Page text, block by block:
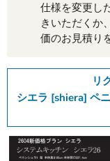
仕様を変更し
きいただくか、
価のお見積り
リ
シエラ [shiera] ペ